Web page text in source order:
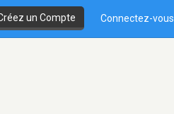
un Compte Connectez-vous